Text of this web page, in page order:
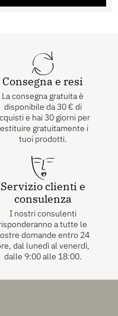
Consegna e resi
La consegna gratuita è
disponibile da 30 € di
e hai 30 giorni per
gratuitamente i
tuoi prodotti.
Servizio clienti e
consulenza
I nostri consulenti
a tutte le
domande entro 24
dal lunedì al venerdì,
dalle 9:00 alle 18:00.